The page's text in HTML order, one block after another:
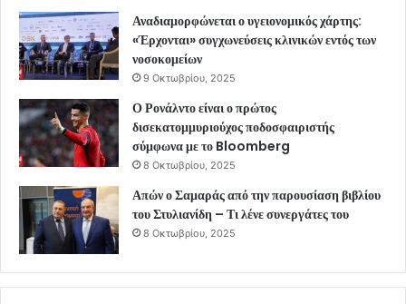
Αναδιαμορφώνεται ο υγειονομικός χάρτης:
«Έρχονται» συγχωνεύσεις κλινικών εντός των
νοσοκομείων
9 Οκτωβρίου, 2025
Ο Ρονάλντο είναι ο πρώτος
δισεκατομμυριούχος ποδοσφαιριστής
σύμφωνα με το Bloomberg
8 Οκτωβρίου, 2025
Απών ο Σαμαράς από την παρουσίαση βιβλίου
του Στυλιανίδη – Τι λένε συνεργάτες του
8 Οκτωβρίου, 2025